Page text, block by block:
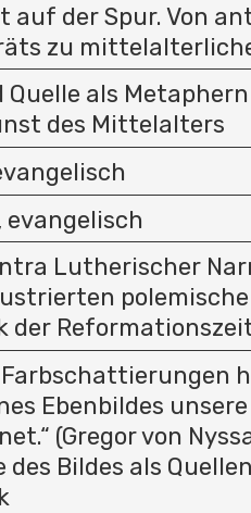
auf der Spur. Von
zu
Quelle als
des Mittelalters
evangelisch
Lutherischer
der
Ebenbildes
(Gregor von
des Bildes als